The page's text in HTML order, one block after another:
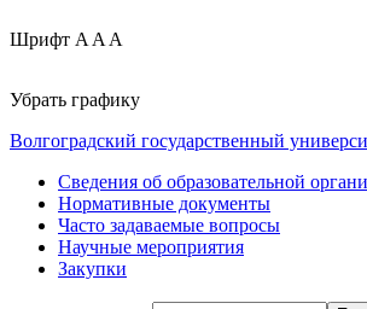
Шрифт A A A
Убрать графику
Волгоградский государственный
Сведения об образовательной
Нормативные документы
Часто задаваемые вопросы
Научные мероприятия
Закупки